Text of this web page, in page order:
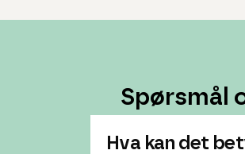
Spørsmål
Hva kan det